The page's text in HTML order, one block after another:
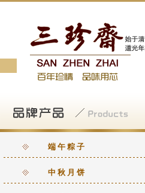
端午粽子
中秋月饼